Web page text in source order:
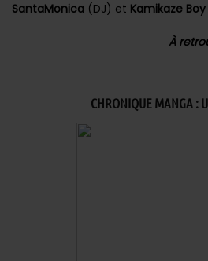
SantaMonica (DJ) et Kamikaze Boy
À
CHRONIQUE MANGA :